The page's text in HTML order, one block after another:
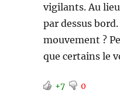
vigilants. Au
par dessus
mouvement ?
que certains le
+7 0